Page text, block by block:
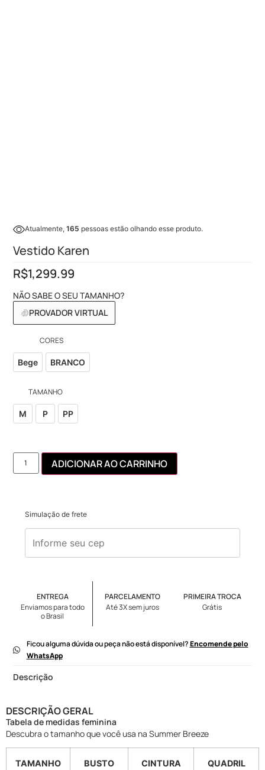
Atualmente, 165 pessoas estão olhando esse produto.
Vestido Karen
R$1,299.99
NÃO SABE O SEU TAMANHO?
PROVADOR VIRTUAL
CORES
Bege BRANCO
TAMANHO
M P PP
ADICIONAR AO CARRINHO
Simulação de frete
ENTREGA
Enviamos para todo
o Brasil
PARCELAMENTO
Até 3X sem juros
PRIMEIRA TROCA
Grátis
Ficou alguma dúvida ou peça não está disponível?Encomende pelo
WhatsApp
Descrição
DESCRIÇÃO GERAL
Tabela de medidas feminina
Descubra o tamanho que você usa na Summer Breeze
TAMANHO
BUSTO
CINTURA
QUADRIL